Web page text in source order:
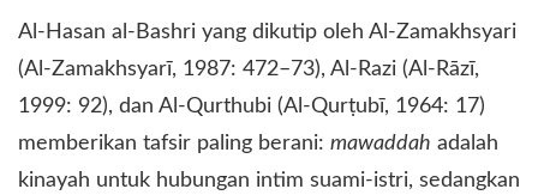
​Al-Hasan al-Bashri yang dikutip oleh Al-Zamakhsyari
(Al-Zamakhsyarī, 1987: 472–73), Al-Razi (Al-Rāzī,
1999: 92), dan Al-Qurthubi (Al-Qurṭubī, 1964: 17)
memberikan tafsir paling berani: mawaddah adalah
kinayah untuk hubungan intim suami-istri, sedangkan